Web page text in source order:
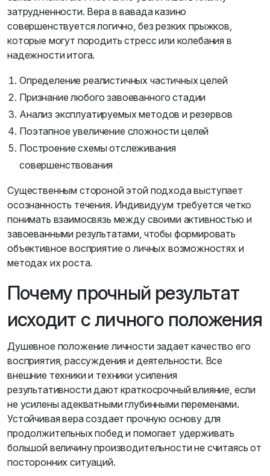
затрудненности. Вера в вавада казино
совершенствуется логично, без резких прыжков,
которые могут породить стресс или колебания в
надежности итога.
Определение реалистичных частичных целей
Признание любого завоеванного стадии
Анализ эксплуатируемых методов и резервов
Поэтапное увеличение сложности целей
Построение схемы отслеживания
совершенствования
Существенным стороной этой подхода выступает
осознанность течения. Индивидуум требуется четко
понимать взаимосвязь между своими активностью и
завоеванными результатами, чтобы формировать
объективное восприятие о личных возможностях и
методах их роста.
Почему прочный результат
исходит с личного положения
Душевное положение личности задает качество его
восприятия, рассуждения и деятельности. Все
внешние техники и техники усиления
результативности дают краткосрочный влияние, если
не усилены адекватными глубинными переменами.
Устойчивая вера создает прочную основу для
продолжительных побед и помогает удерживать
большой величину производительности не считаясь от
посторонних ситуаций.